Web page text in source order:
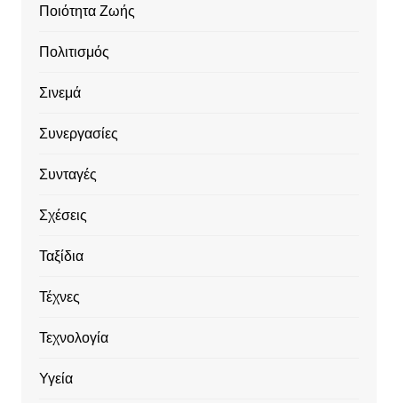
Ποιότητα Ζωής
Πολιτισμός
Σινεμά
Συνεργασίες
Συνταγές
Σχέσεις
Ταξίδια
Τέχνες
Τεχνολογία
Υγεία